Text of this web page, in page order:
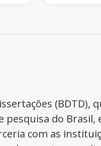
(BDTD),
pesquisa do
com as